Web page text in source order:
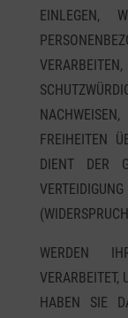
EINLEGEN,
FREIHEITEN
DIENT DER
WERDEN
VERARBEITET,
HABEN SIE